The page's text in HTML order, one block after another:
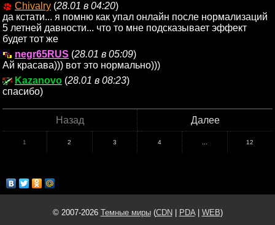
Chivalry (28.01 в 04:20)
да кстати... я помню как упал онлайн после нормализаций
5 летней давности... что то мне подсказывает эффект
будет тот же
negr65RUS (28.01 в 05:09)
Ай красава))) вот это нормально)))
Kazanovo (28.01 в 08:23)
спасибо)
Назад Далее
1 2 3 4 12
© 2007-2026 Темные миры(CDN PDA| WEB)